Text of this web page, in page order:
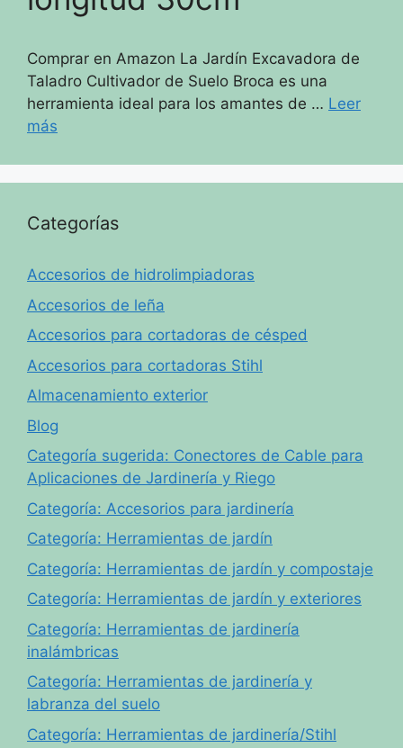
Comprar en Amazon La Jardín Excavadora de
Taladro Cultivador de Suelo Broca es una
herramienta ideal para los amantes de … Leer
más
Categorías
Accesorios de hidrolimpiadoras
Accesorios de leña
Accesorios para cortadoras de césped
Accesorios para cortadoras Stihl
Almacenamiento exterior
Blog
Categoría sugerida: Conectores de Cable para
Aplicaciones de Jardinería y Riego
Categoría: Accesorios para jardinería
Categoría: Herramientas de jardín
Categoría: Herramientas de jardín y compostaje
Categoría: Herramientas de jardín y exteriores
Categoría: Herramientas de jardinería
inalámbricas
Categoría: Herramientas de jardinería y
labranza del suelo
Categoría: Herramientas de jardinería/Stihl